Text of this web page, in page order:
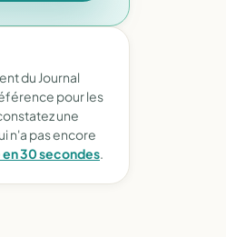
du Journal
pour les
une
n'a pas encore
30 secondes.